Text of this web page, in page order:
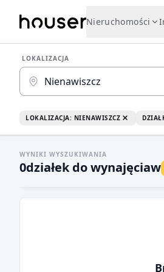
Nieruchomości
LOKALIZACJA
LOKALIZACJA: NIENAWISZCZ
WYNIKI WYSZUKIWANIA
0działek do wynajęciaw